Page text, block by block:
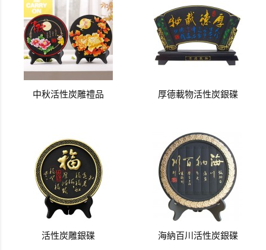
中秋活性炭雕禮品 厚德載物活性炭銀碟
活性炭雕銀碟 海納百川活性炭銀碟